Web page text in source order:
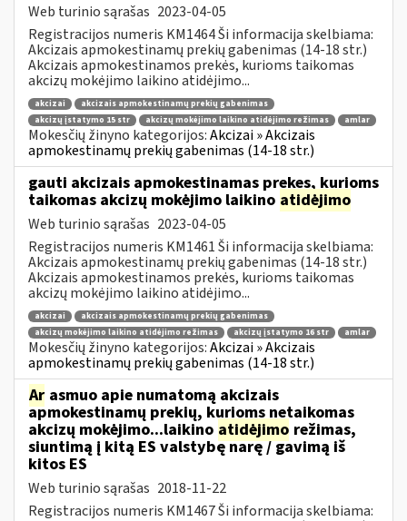
Web turinio sąrašas 2023-04-05
Registracijos numeris KM1464 Ši informacija skelbiama:
Akcizais apmokestinamų prekių gabenimas (14-18 str.)
Akcizais apmokestinamos prekės, kurioms taikomas
akcizų mokėjimo laikino atidėjimo...
akcizai
akcizais apmokestinamų prekių gabenimas
akcizų įstatymo 15 str
akcizų mokėjimo laikino atidėjimo režimas amlar
Mokesčių žinyno kategorijos:Akcizai » Akcizais
apmokestinamų prekių gabenimas (14-18 str.)
gauti akcizais apmokestinamas prekes, kurioms
taikomas akcizų mokėjimo laikino atidėjimo
Web turinio sąrašas 2023-04-05
Registracijos numeris KM1461 Ši informacija skelbiama:
Akcizais apmokestinamų prekių gabenimas (14-18 str.)
Akcizais apmokestinamos prekės, kurioms taikomas
akcizų mokėjimo laikino atidėjimo...
akcizai
akcizais apmokestinamų prekių gabenimas
akcizų mokėjimo laikino atidėjimo režimas
akcizų įstatymo 16 str amlar
Mokesčių žinyno kategorijos:Akcizai » Akcizais
apmokestinamų prekių gabenimas (14-18 str.)
Ar asmuo apie numatomą akcizais
apmokestinamų prekių, kurioms netaikomas
akcizų mokėjimo...laikino atidėjimo režimas,
siuntimą į kitą ES valstybę narę / gavimą iš
kitos ES
Web turinio sąrašas 2018-11-22
Registracijos numeris KM1467 Ši informacija skelbiama: